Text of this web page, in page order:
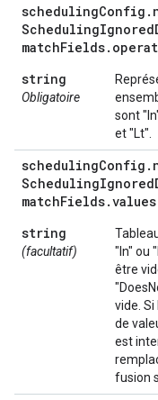
schedulingConfig .
SchedulingIgnored
matchFields.
string
Obligatoire
sont
et "Lt".
schedulingConfig .
SchedulingIgnored
matchFields.values
string
(facultatif)
"In" ou
être
vide.
de
est
fusion